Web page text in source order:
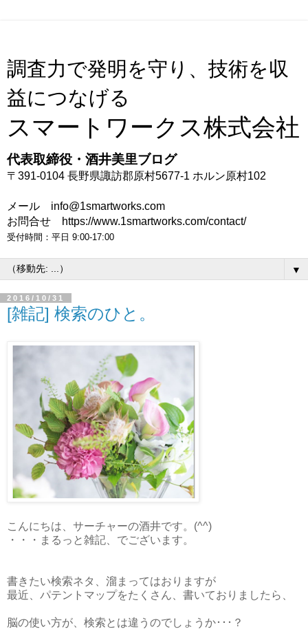
調査力で発明を守り、技術を収
益につなげる
スマートワークス株式会社
代表取締役・酒井美里ブログ
〒391-0104 長野県諏訪郡原村5677-1 ホルン原村102
メール info@1smartworks.com
お問合せ https://www.1smartworks.com/contact/
受付時間：平日 9:00-17:00
▼
2016/10/31
[雑記] 検索のひと。
こんにちは、サーチャーの酒井です。(^^)
・・・まるっと雑記、でございます。
書きたい検索ネタ、溜まってはおりますが
最近、パテントマップをたくさん、書いておりましたら、
脳の使い方が、検索とは違うのでしょうか･･･？